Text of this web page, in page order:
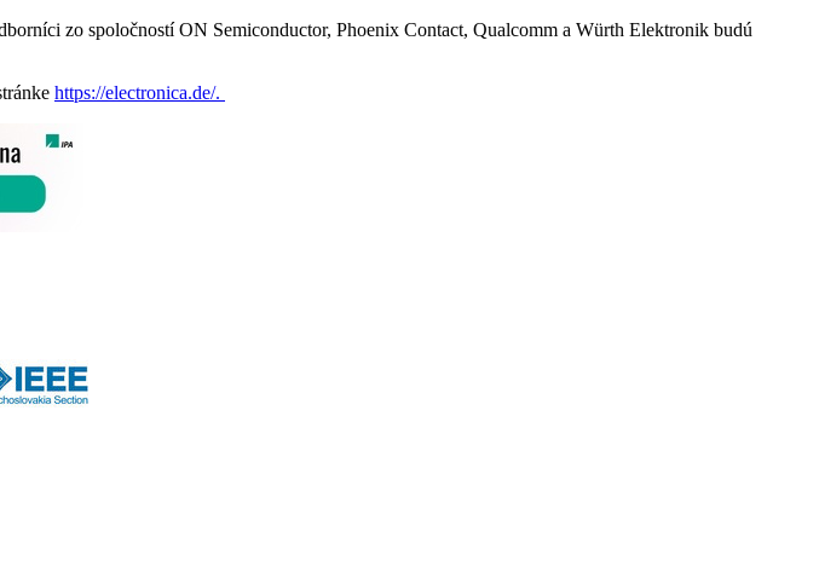
zo spoločností ON Semiconductor, Phoenix Contact, Qualcomm a Würth Elektronik budú
https://electronica.de/.